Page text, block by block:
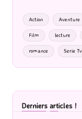
Action Aventure
Film lecture
romance Serie Tv
Derniers articles !